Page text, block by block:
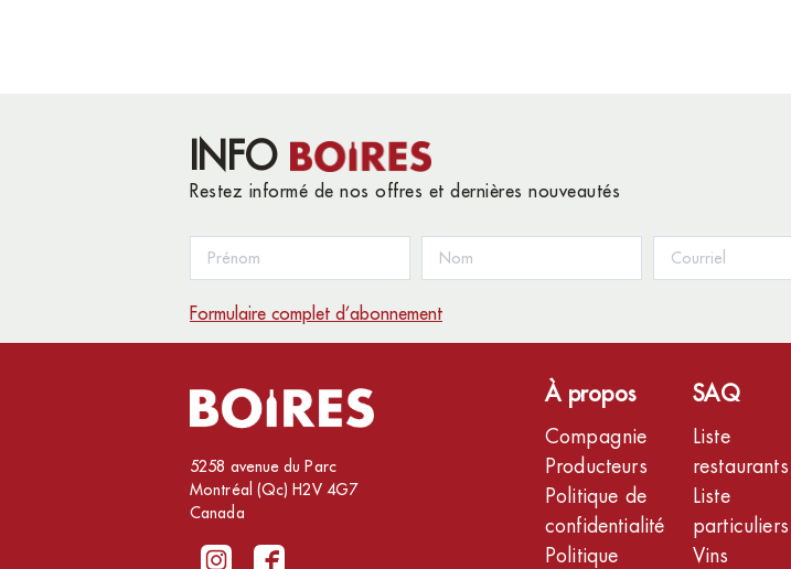
INFO
Restez informé de nos offres et dernières nouveautés
Formulaire complet d’abonnement
5258 avenue du Parc
Montréal (Qc) H2V 4G7
Canada
À propos
Compagnie
Producteurs
Politique de
confidentialité
Politique
SAQ
Liste
restaurants
Liste
particuliers
Vins